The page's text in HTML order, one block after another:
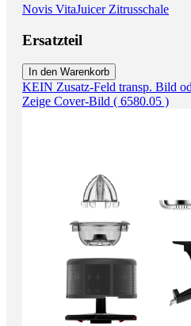
Novis VitaJuicer Zitrusschale
Ersatzteil
In den Warenkorb
KEIN Zusatz-Feld transp. Bild
Zeige Cover-Bild ( 6580.05 )